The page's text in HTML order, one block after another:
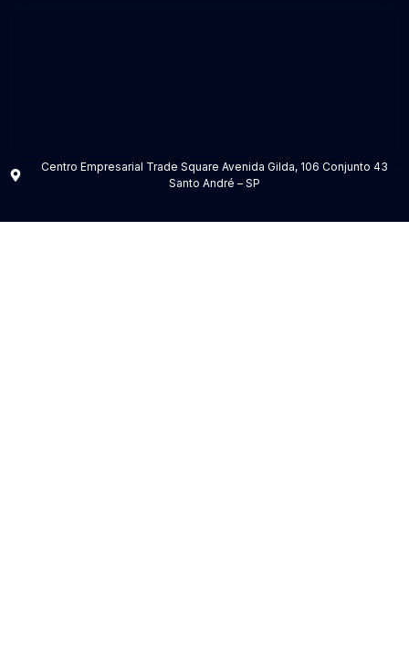
Centro Empresarial Trade Square Avenida Gilda, 106 Conjunto 43
Santo André – SP